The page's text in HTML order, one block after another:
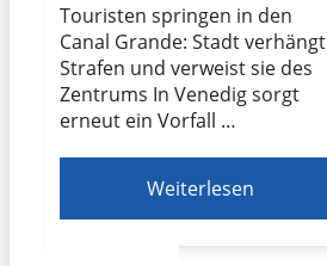
Touristen springen in den
Canal Grande: Stadt verhängt
Strafen und verweist sie des
Zentrums In Venedig sorgt
erneut ein Vorfall …
Weiterlesen